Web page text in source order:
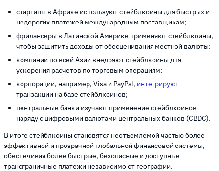
стартапы в Африке используют стейблкоины для быстрых и
недорогих платежей международным поставщикам;
фрилансеры в Латинской Америке применяют стейблкоины,
чтобы защитить доходы от обесценивания местной валюты;
компании по всей Азии внедряют стейблкоины для
ускорения расчетов по торговым операциям;
корпорации, например, Visa и PayPal, интегрируют
транзакции на базе стейблкоинов;
центральные банки изучают применение стейблкоинов
наряду с цифровыми валютами центральных банков (CBDC).
В итоге стейблкоины становятся неотъемлемой частью более
эффективной и прозрачной глобальной финансовой системы,
обеспечивая более быстрые, безопасные и доступные
трансграничные платежи независимо от географии.